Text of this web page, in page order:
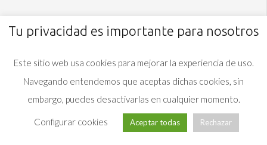
Tu privacidad es importante para nosotros
Este sitio web usa cookies para mejorar la experiencia de uso.
Navegando entendemos que aceptas dichas cookies, sin
embargo, puedes desactivarlas en cualquier momento.
Configurar cookies Aceptar todas Rechazar